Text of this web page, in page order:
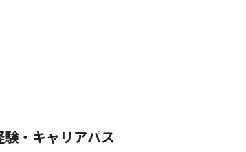
・キャリアパス